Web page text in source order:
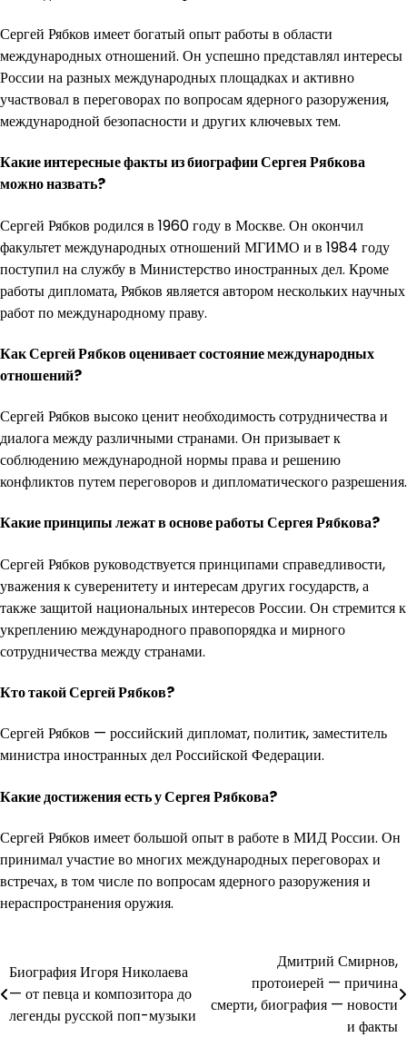
Сергей Рябков имеет богатый опыт работы в области
международных отношений. Он успешно представлял интересы
России на разных международных площадках и активно
участвовал в переговорах по вопросам ядерного разоружения,
международной безопасности и других ключевых тем.
Какие интересные факты из биографии Сергея Рябкова
можно назвать?
Сергей Рябков родился в 1960 году в Москве. Он окончил
факультет международных отношений МГИМО и в 1984 году
поступил на службу в Министерство иностранных дел. Кроме
работы дипломата, Рябков является автором нескольких научных
работ по международному праву.
Как Сергей Рябков оценивает состояние международных
отношений?
Сергей Рябков высоко ценит необходимость сотрудничества и
диалога между различными странами. Он призывает к
соблюдению международной нормы права и решению
конфликтов путем переговоров и дипломатического разрешения.
Какие принципы лежат в основе работы Сергея Рябкова?
Сергей Рябков руководствуется принципами справедливости,
уважения к суверенитету и интересам других государств, а
также защитой национальных интересов России. Он стремится к
укреплению международного правопорядка и мирного
сотрудничества между странами.
Кто такой Сергей Рябков?
Сергей Рябков — российский дипломат, политик, заместитель
министра иностранных дел Российской Федерации.
Какие достижения есть у Сергея Рябкова?
Сергей Рябков имеет большой опыт в работе в МИД России. Он
принимал участие во многих международных переговорах и
встречах, в том числе по вопросам ядерного разоружения и
нераспространения оружия.
Навигация
по
записям
Биография Игоря Николаева
— от певца и композитора до
легенды русской поп-музыки
Дмитрий Смирнов,
протоиерей — причина
смерти, биография — новости
и факты